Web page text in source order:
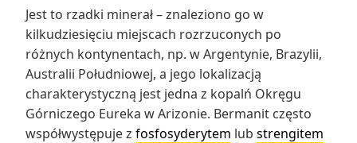
Jest to rzadki minerał – znaleziono go w
kilkudziesięciu miejscach rozrzuconych po
różnych kontynentach, np. w Argentynie, Brazylii,
Australii Południowej, a jego lokalizacją
charakterystyczną jest jedna z kopalń Okręgu
Górniczego Eureka w Arizonie. Bermanit często
współwystępuje z fosfosyderytem lub strengitem